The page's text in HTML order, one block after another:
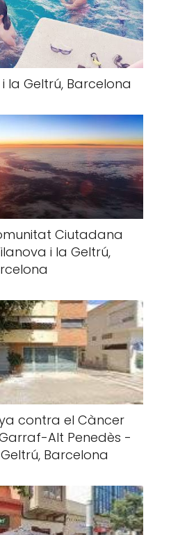
la Geltrú, Barcelona
Ciutadana
i la Geltrú,
contra el Càncer
Alt Penedès -
Barcelona